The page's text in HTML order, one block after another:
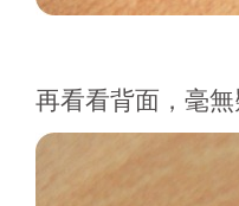
再看看背面，毫